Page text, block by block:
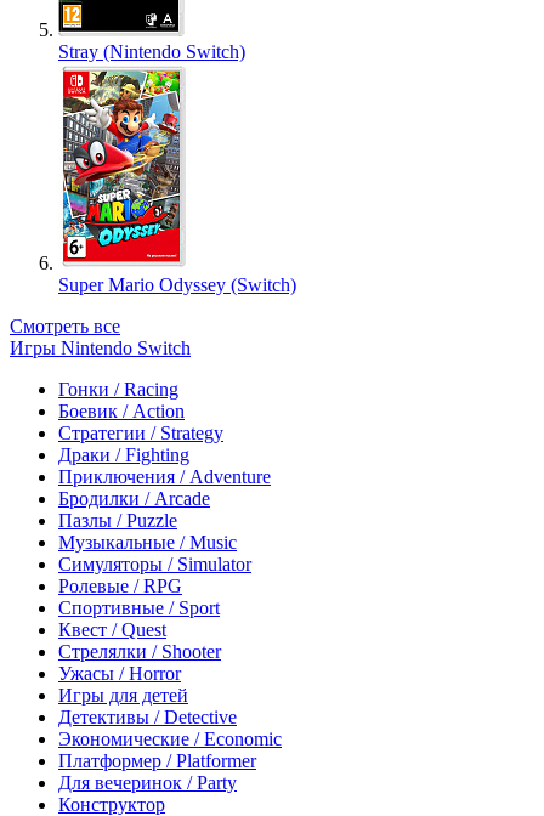
Stray (Nintendo Switch)
Super Mario Odyssey (Switch)
Смотреть все
Игры Nintendo Switch
Гонки / Racing
Боевик / Action
Стратегии / Strategy
Драки / Fighting
Приключения / Adventure
Бродилки / Arcade
Пазлы / Puzzle
Музыкальные / Music
Симуляторы / Simulator
Ролевые / RPG
Спортивные / Sport
Квест / Quest
Стрелялки / Shooter
Ужасы / Horror
Игры для детей
Детективы / Detective
Экономические / Economic
Платформер / Platformer
Для вечеринок / Party
Конструктор